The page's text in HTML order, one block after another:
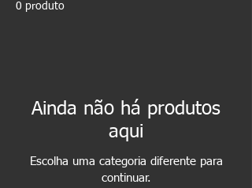
0 produto
Ainda não há produtos
aqui
Escolha uma categoria diferente para
continuar.